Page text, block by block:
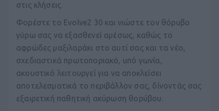
στις κλήσεις.
Φορέστε το Evolve2 30 και νιώστε τον θόρυβο
γύρω σας να εξασθενεί αμέσως, καθώς τo
αφρώδες μαξιλαράκι στο αυτί σας και τα νέο,
σχεδιαστικά πρωτοποριακό, υπό γωνία,
ακουστικό λειτουργεί για να αποκλείσει
αποτελεσματικά το περιβάλλον σας, δίνοντάς σας
εξαιρετική παθητική ακύρωση θορύβου.